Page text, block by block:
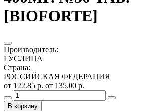
[BIOFORTE]
Производитель:
ГУСЛИЦА
Страна:
РОССИЙСКАЯ ФЕДЕРАЦИЯ
от 122.85 р. от 135.00 р.
В корзину